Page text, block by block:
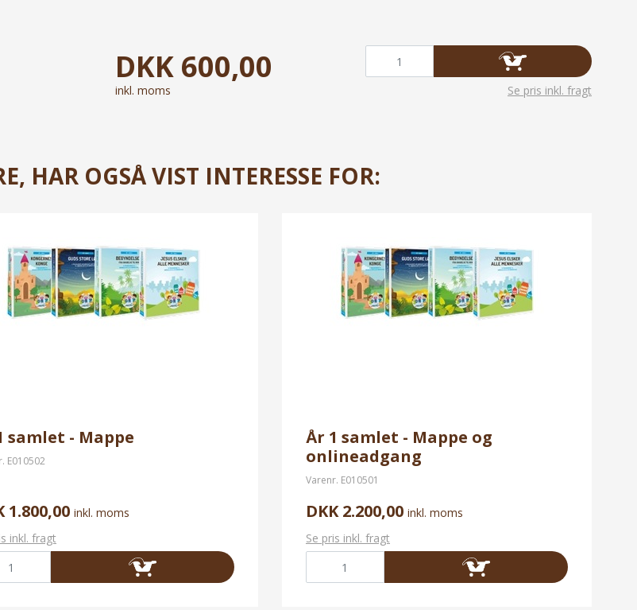
DKK 600,00
inkl. moms Se pris inkl. fragt
HAR OGSÅ VIST INTERESSE FOR:
samlet - Mappe
E010502
1.800,00 inkl. moms
inkl. fragt
År 1 samlet - Mappe og
onlineadgang
Varenr. E010501
DKK 2.200,00 inkl. moms
Se pris inkl. fragt